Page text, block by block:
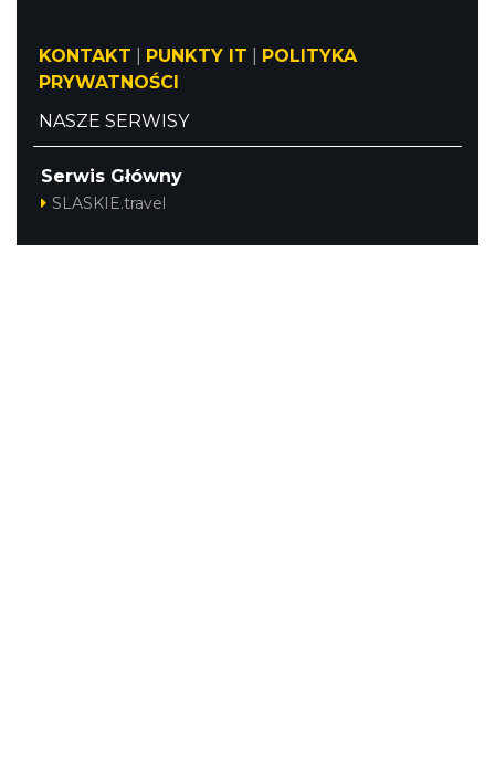
KONTAKT PUNKTY IT
POLITYKA
PRYWATNOŚCI
NASZE SERWISY
Serwis Główny
SLASKIE.travel